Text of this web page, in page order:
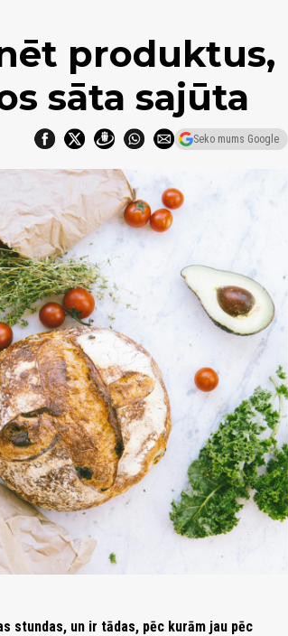
produktus,
sāta sajūta
Seko mums Google
stundas, un ir tādas, pēc kurām jau pēc